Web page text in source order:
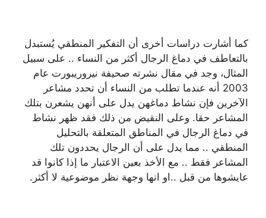
كما أشارت دراسات أخرى أن التفكير المنطقي يُستبدل
بالتعاطف في دماغ الرجال أكثر من النساء .. على سبيل
المثال، وجد في مقال نشرته صحيفة نيروريبورت عام
2003 أنه عندما تطلب من النساء أن تحدد مشاعر
الآخرين فإن نشاط دماغهن يدل على أنهن يشعرن بتلك
المشاعر حقا. وعلى النقيض من ذلك فقد ظهر نشاط
في دماغ الرجال في المناطق المتعلقة بالتحليل
المنطقي .. مما يدل على أن الرجال يحددون تلك
المشاعر فقط .. مع الأخذ بعين الاعتبار ما إذا كانوا قد
عايشوها من قبل ..او انها وجهة نظر موضوعية لا أكثر.